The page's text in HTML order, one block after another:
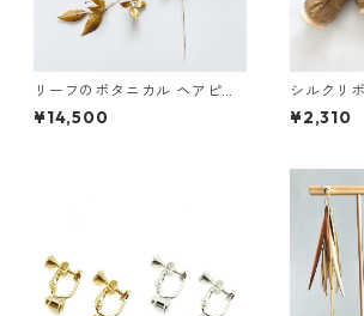
リーフのボタニカル ヘアピー
ス&ピンセット
¥14,500
シルクリ
m×5m 木
¥2,310